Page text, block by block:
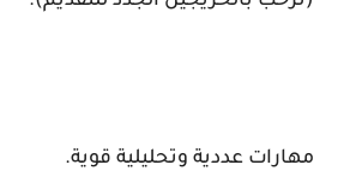
مهارات عددية وتحليلية قوية.